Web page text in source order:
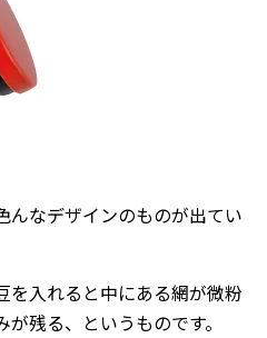
んなデザインのものが出てい
を入れると中にある網が微粉
残る、というものです。